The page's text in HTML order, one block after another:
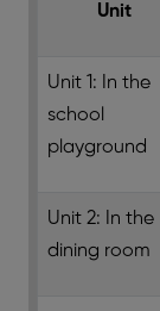
Unit
Unit 1: In the
school
playground
Unit 2: In the
dining room